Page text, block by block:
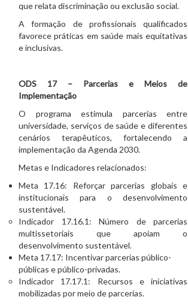
que relata discriminação ou exclusão social.
A formação de profissionais qualificados
favorece práticas em saúde mais equitativas
e inclusivas.
ODS 17 – Parcerias e Meios de
Implementação
O programa estimula parcerias entre
universidade, serviços de saúde e diferentes
cenários terapêuticos, fortalecendo a
implementação da Agenda 2030.
Metas e Indicadores relacionados:
Meta 17.16: Reforçar parcerias globais e
institucionais para o desenvolvimento
sustentável.
Indicador 17.16.1: Número de parcerias
multissetoriais que apoiam o
desenvolvimento sustentável.
Meta 17.17: Incentivar parcerias público-
públicas e público-privadas.
Indicador 17.17.1: Recursos e iniciativas
mobilizadas por meio de parcerias.